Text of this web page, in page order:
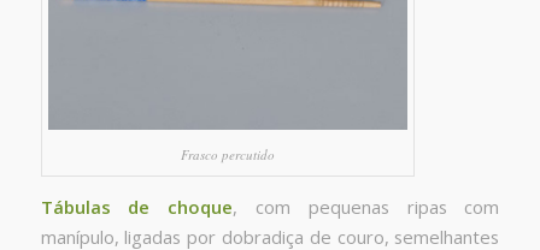
Frasco percutido
Tábulas de choque, com pequenas ripas com
manípulo, ligadas por dobradiça de couro, semelhantes